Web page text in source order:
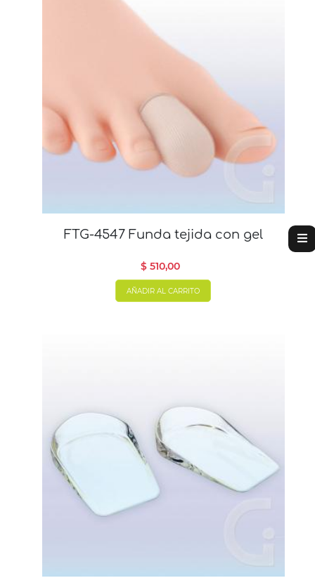
FTG-4547 Funda tejida con gel
$ 510,00
AÑADIR AL CARRITO